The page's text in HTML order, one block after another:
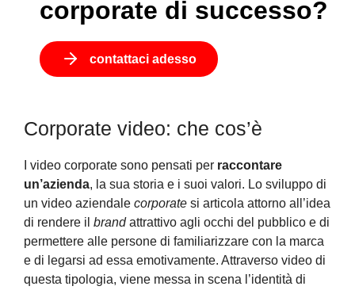
corporate di successo?
contattaci adesso
Corporate video: che cos’è
I video corporate sono pensati per raccontare
un’azienda, la sua storia e i suoi valori. Lo sviluppo di
un video aziendale corporate si articola attorno all’idea
di rendere il brandattrattivo agli occhi del pubblico e di
permettere alle persone di familiarizzare con la marca
e di legarsi ad essa emotivamente. Attraverso video di
questa tipologia, viene messa in scena l’identità di